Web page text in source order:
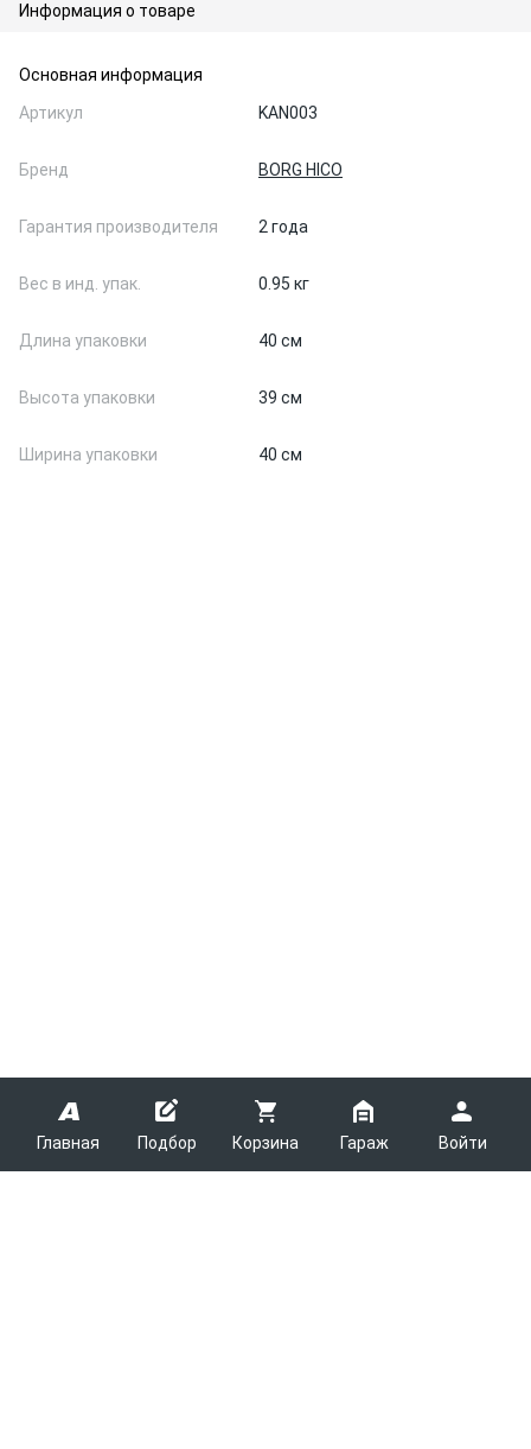
Главная Подбор Корзина Гараж Войти
Информация о товаре
Основная информация
Артикул
KAN003
Бренд BORG HICO
Гарантия производителя 2 года
Вес в инд. упак. 0.95 кг
Длина упаковки 40 см
Высота упаковки 39 см
Ширина упаковки 40 см